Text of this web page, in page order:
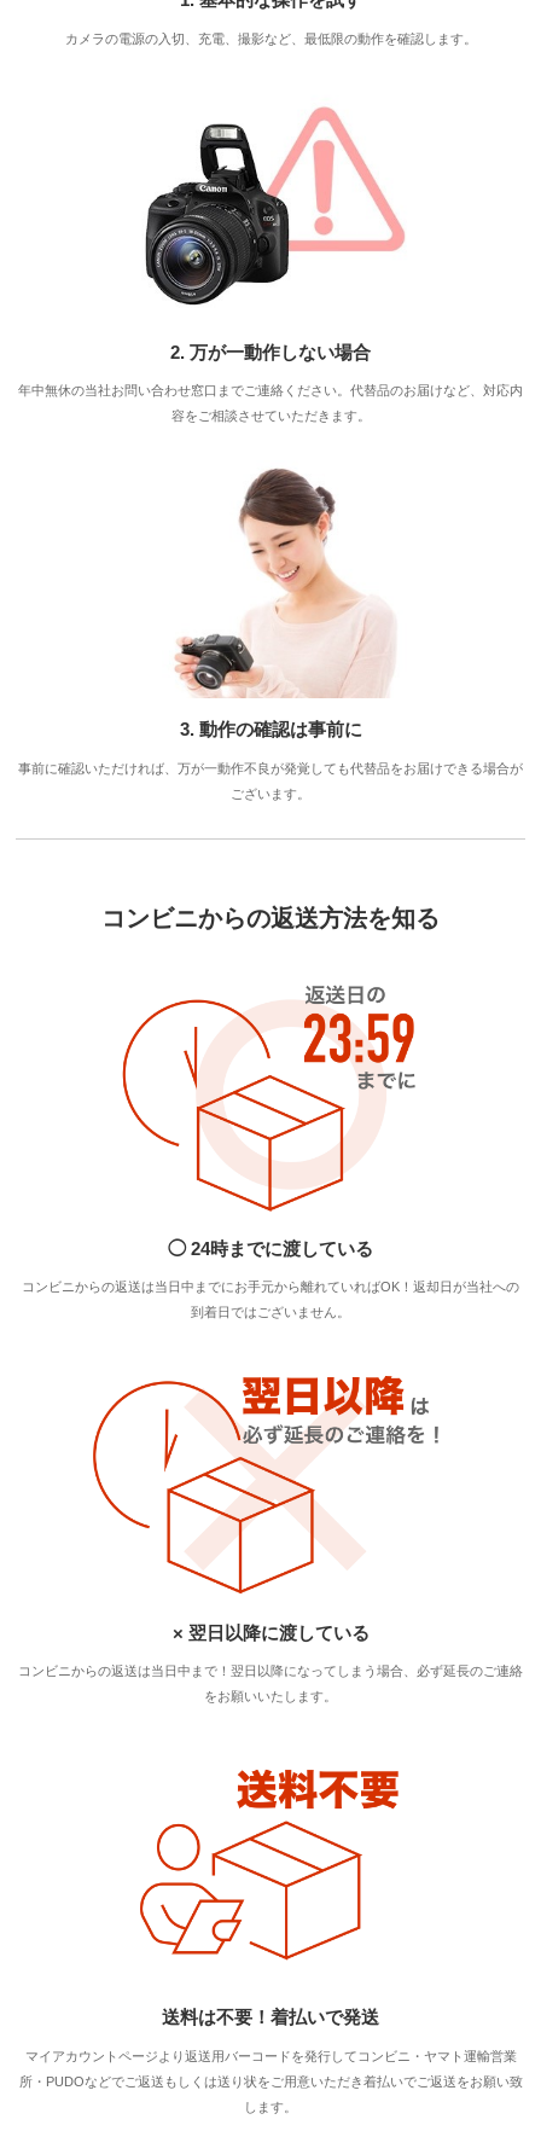
カメラの電源の入切、充電、撮影など、最低限の動作を確認します。
2. 万が一動作しない場合
年中無休の当社お問い合わせ窓口までご連絡ください。代替品のお届けなど、対応内
容をご相談させていただきます。
3. 動作の確認は事前に
事前に確認いただければ、万が一動作不良が発覚しても代替品をお届けできる場合が
ございます。
コンビニからの返送方法を知る
◯ 24時までに渡している
コンビニからの返送は当日中までにお手元から離れていればOK！返却日が当社への
到着日ではございません。
× 翌日以降に渡している
コンビニからの返送は当日中まで！翌日以降になってしまう場合、必ず延長のご連絡
をお願いいたします。
送料は不要！着払いで発送
マイアカウントページより返送用バーコードを発行してコンビニ・ヤマト運輸営業
所・PUDOなどでご返送もしくは送り状をご用意いただき着払いでご返送をお願い致
します。